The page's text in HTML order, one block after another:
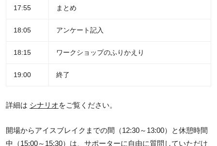
17:55 まとめ
18:05 アンケート記入
18:15 ワークショップのふりかえり
19:00 終了
詳細は シナリオをご覧ください。
開場からアイスブレイクまでの間（12:30～13:00）と休憩時間
中（15:00～15:30）は、サポーターに自由に質問していただけ